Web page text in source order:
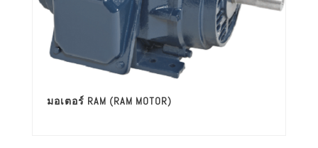
มอเตอร์ RAM (RAM MOTOR)